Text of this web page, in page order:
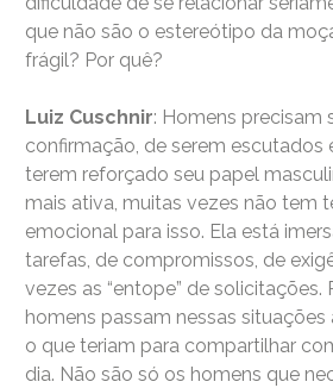
que não são o estereótipo da
frágil? Por quê?
Luiz Cuschnir: Homens precisam
confirmação, de serem escutados
terem reforçado seu papel
mais ativa, muitas vezes não tem
emocional para isso. Ela está
tarefas, de compromissos, de
vezes as “entope” de solicitações.
homens passam nessas situações
o que teriam para compartilhar
dia. Não são só os homens que